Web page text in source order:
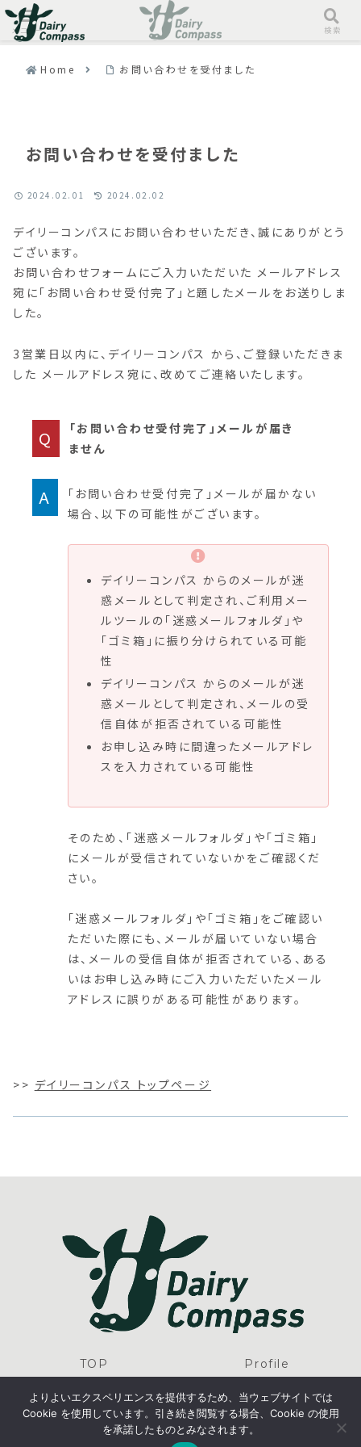
Home お問い合わせを受付ました
お問い合わせを受付ました
2024.02.01 2024.02.02
デイリーコンパスにお問い合わせいただき、誠にありがとう
ございます。
お問い合わせフォームにご入力いただいた メールアドレス
宛に「お問い合わせ受付完了」と題したメールをお送りしま
した。
3営業日以内に、デイリーコンパス から、ご登録いただきま
した メールアドレス宛に、改めてご連絡いたします。
Q
「お問い合わせ受付完了」メールが届き
ません
A
「お問い合わせ受付完了」メールが届かない
場合、以下の可能性がございます。
デイリーコンパス からのメールが迷
惑メールとして判定され、ご利用メー
ルツールの「迷惑メールフォルダ」や
「ゴミ箱」に振り分けられている可能
性
デイリーコンパス からのメールが迷
惑メールとして判定され、メールの受
信自体が拒否されている可能性
お申し込み時に間違ったメールアドレ
スを入力されている可能性
そのため、「迷惑メールフォルダ」や「ゴミ箱」
にメールが受信されていないかをご確認くだ
さい。
「迷惑メールフォルダ」や「ゴミ箱」をご確認い
ただいた際にも、メールが届いていない場合
は、メールの受信自体が拒否されている、ある
いはお申し込み時にご入力いただいたメール
アドレスに誤りがある可能性があります。
>> デイリーコンパス トップページ
TOP
Profile
Contact
Privacy Policy
メニュー 検索
よりよいエクスペリエンスを提供するため、当ウェブサイトでは
Cookie を使用しています。引き続き閲覧する場合、Cookie の使用
を承諾したものとみなされます。